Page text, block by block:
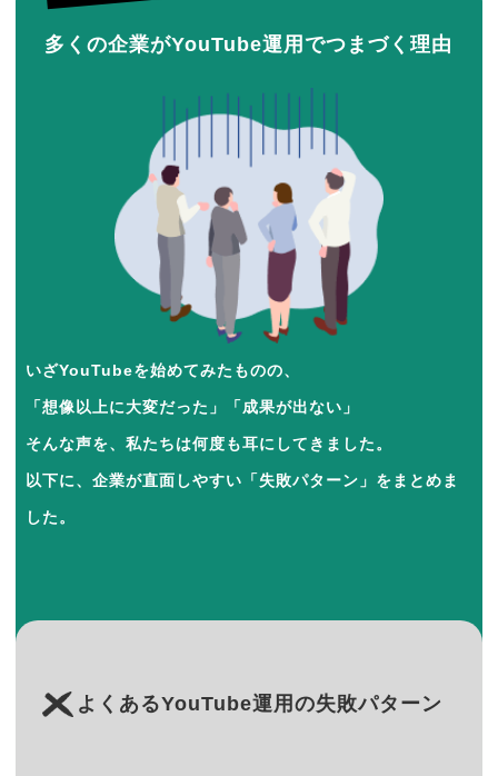
多くの企業がYouTube運用でつまづく理由
いざYouTubeを始めてみたものの、
「想像以上に大変だった」「成果が出ない」
そんな声を、私たちは何度も耳にしてきました。
以下に、企業が直面しやすい「失敗パターン」をまとめま
した。
よくあるYouTube運用の失敗パターン